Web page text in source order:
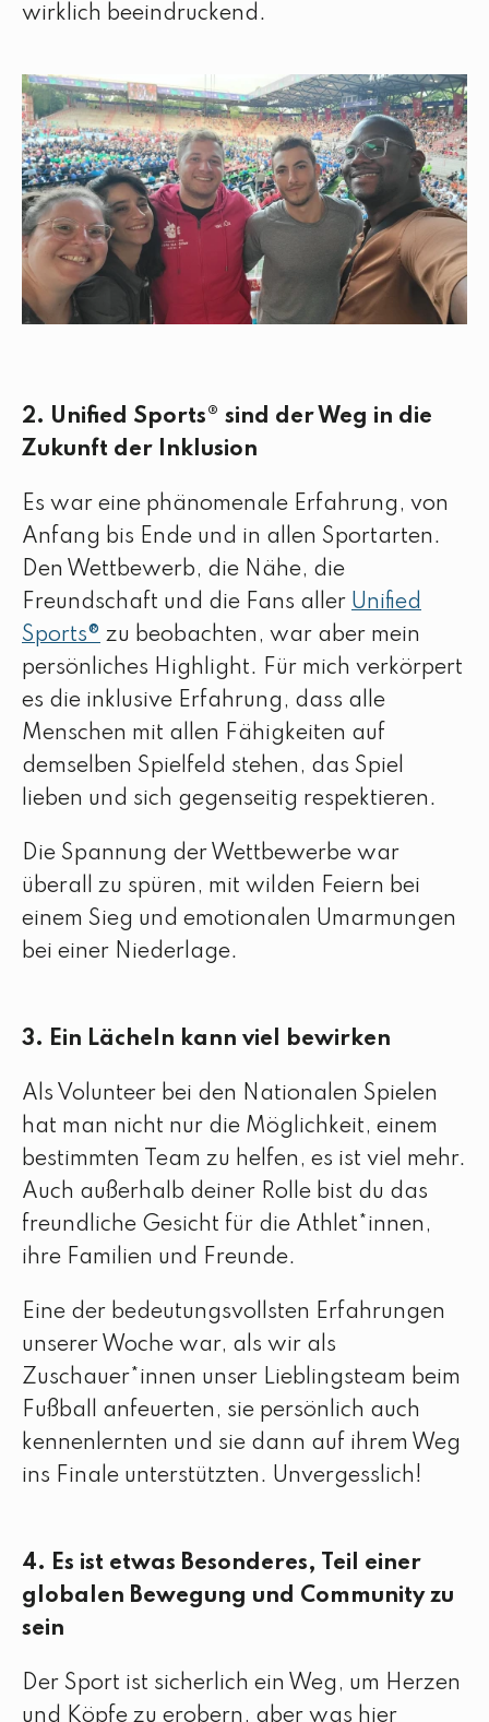
wirklich beeindruckend.
2. Unified Sports® sind der Weg in die
Zukunft der Inklusion
Es war eine phänomenale Erfahrung, von
Anfang bis Ende und in allen Sportarten.
Den Wettbewerb, die Nähe, die
Freundschaft und die Fans aller Unified
Sports® zu beobachten, war aber mein
persönliches Highlight. Für mich verkörpert
es die inklusive Erfahrung, dass alle
Menschen mit allen Fähigkeiten auf
demselben Spielfeld stehen, das Spiel
lieben und sich gegenseitig respektieren.
Die Spannung der Wettbewerbe war
überall zu spüren, mit wilden Feiern bei
einem Sieg und emotionalen Umarmungen
bei einer Niederlage.
3. Ein Lächeln kann viel bewirken
Als Volunteer bei den Nationalen Spielen
hat man nicht nur die Möglichkeit, einem
bestimmten Team zu helfen, es ist viel mehr.
Auch außerhalb deiner Rolle bist du das
freundliche Gesicht für die Athlet*innen,
ihre Familien und Freunde.
Eine der bedeutungsvollsten Erfahrungen
unserer Woche war, als wir als
Zuschauer*innen unser Lieblingsteam beim
Fußball anfeuerten, sie persönlich auch
kennenlernten und sie dann auf ihrem Weg
ins Finale unterstützten. Unvergesslich!
4. Es ist etwas Besonderes, Teil einer
globalen Bewegung und Community zu
sein
Der Sport ist sicherlich ein Weg, um Herzen
und Köpfe zu erobern, aber was hier